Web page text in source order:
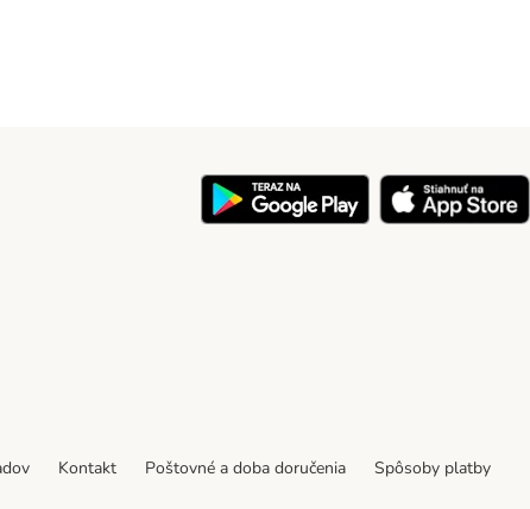
Kontakt Poštovné a doba doručenia
Spôsoby platby